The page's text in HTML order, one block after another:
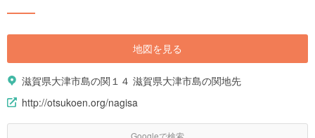
地図を見る
滋賀県大津市島の関１４ 滋賀県大津市島の関地先
http://otsukoen.org/nagisa
Googleで検索